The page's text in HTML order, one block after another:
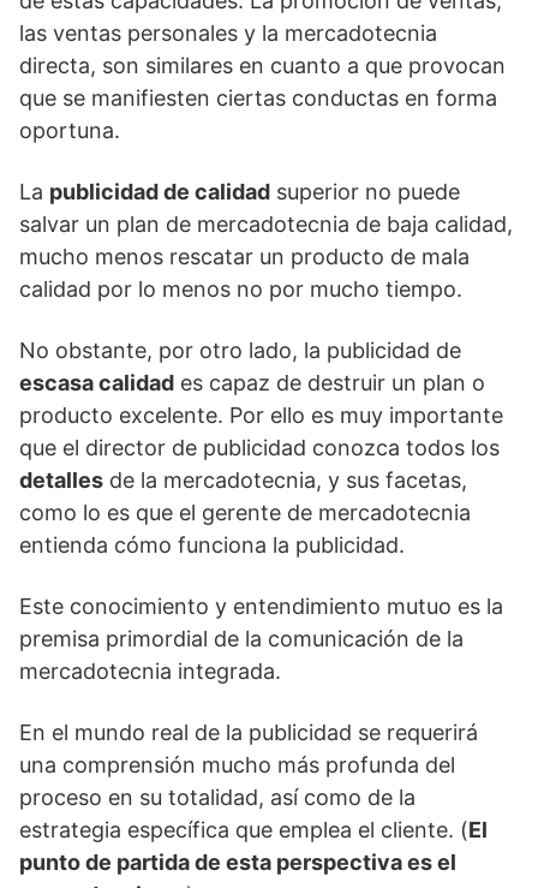
las ventas personales y la mercadotecnia
directa, son similares en cuanto a que provocan
que se manifiesten ciertas conductas en forma
oportuna.
La publicidad de calidad superior no puede
salvar un plan de mercadotecnia de baja calidad,
mucho menos rescatar un producto de mala
calidad por lo menos no por mucho tiempo.
No obstante, por otro lado, la publicidad de
escasa calidad es capaz de destruir un plan o
producto excelente. Por ello es muy importante
que el director de publicidad conozca todos los
detalles de la mercadotecnia, y sus facetas,
como lo es que el gerente de mercadotecnia
entienda cómo funciona la publicidad.
Este conocimiento y entendimiento mutuo es la
premisa primordial de la comunicación de la
mercadotecnia integrada.
En el mundo real de la publicidad se requerirá
una comprensión mucho más profunda del
proceso en su totalidad, así como de la
estrategia específica que emplea el cliente. (El
punto de partida de esta perspectiva es el